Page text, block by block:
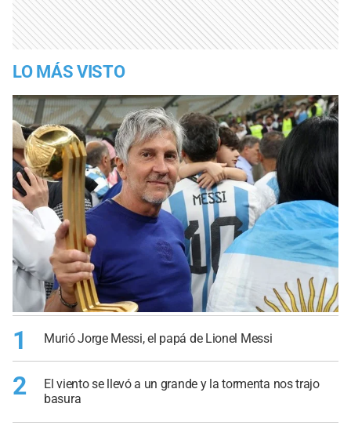
LO MÁS VISTO
1 Murió Jorge Messi, el papá de Lionel Messi
2
El viento se llevó a un grande y la tormenta nos trajo
basura